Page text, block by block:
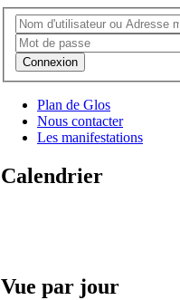
Connexion
Plan de Glos
Nous contacter
Les manifestations
Calendrier
Vue par jour